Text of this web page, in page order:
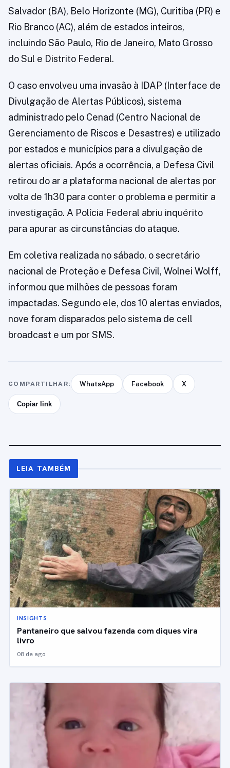
Salvador (BA), Belo Horizonte (MG), Curitiba (PR) e
Rio Branco (AC), além de estados inteiros,
incluindo São Paulo, Rio de Janeiro, Mato Grosso
do Sul e Distrito Federal.
O caso envolveu uma invasão à IDAP (Interface de
Divulgação de Alertas Públicos), sistema
administrado pelo Cenad (Centro Nacional de
Gerenciamento de Riscos e Desastres) e utilizado
por estados e municípios para a divulgação de
alertas oficiais. Após a ocorrência, a Defesa Civil
retirou do ar a plataforma nacional de alertas por
volta de 1h30 para conter o problema e permitir a
investigação. A Polícia Federal abriu inquérito
para apurar as circunstâncias do ataque.
Em coletiva realizada no sábado, o secretário
nacional de Proteção e Defesa Civil, Wolnei Wolff,
informou que milhões de pessoas foram
impactadas. Segundo ele, dos 10 alertas enviados,
nove foram disparados pelo sistema de cell
broadcast e um por SMS.
COMPARTILHAR: WhatsApp Facebook X
Copiar link
LEIA TAMBÉM
INSIGHTS
Pantaneiro que salvou fazenda com diques vira
livro
08 de ago.